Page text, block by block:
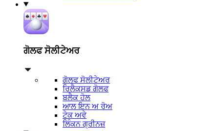
ਗੋਲਫ ਸੋਲੀਟੇਅਰ
ਗੋਲਫ ਸੋਲੀਟੇਅਰ
ਰਿਲੈਕਸਡ ਗੋਲਫ
ਬਲੈਕ ਹੋਲ
ਆਲ ਇਨ ਅ ਰੋਅ
ਟੇਕ ਅਵੇ
ਲਿੰਕਨ ਗ੍ਰੀਨਜ਼